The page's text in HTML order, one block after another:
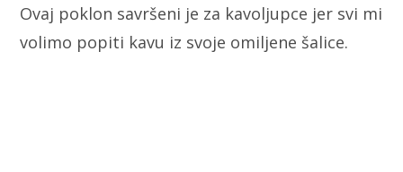
Ovaj poklon savršeni je za kavoljupce jer svi mi
volimo popiti kavu iz svoje omiljene šalice.